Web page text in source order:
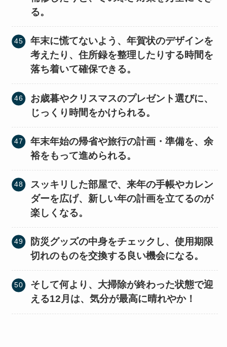
る。
年末に慌てないよう、年賀状のデザインを
考えたり、住所録を整理したりする時間を
落ち着いて確保できる。
お歳暮やクリスマスのプレゼント選びに、
じっくり時間をかけられる。
年末年始の帰省や旅行の計画・準備を、余
裕をもって進められる。
スッキリした部屋で、来年の手帳やカレン
ダーを広げ、新しい年の計画を立てるのが
楽しくなる。
防災グッズの中身をチェックし、使用期限
切れのものを交換する良い機会になる。
そして何より、大掃除が終わった状態で迎
える12月は、気分が最高に晴れやか！